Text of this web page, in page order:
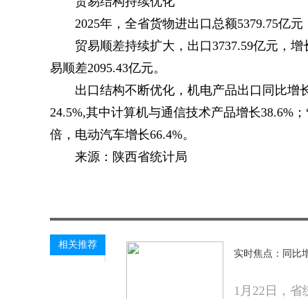
2025年，全省货物进出口总额5379.75亿元
贸易顺差持续扩大，出口3737.59亿元，
易顺差2095.43亿元。
出口结构不断优化，机电产品出口同比增
24.5%,其中计算机与通信技术产品增长38.6%
倍，电动汽车增长66.4%。
来源：陕西省统计局
相关推荐
实时焦点：同比
1月22日，